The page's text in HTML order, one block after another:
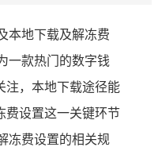
本地下载及解冻费
一款热门的数字钱
注，本地下载途径能
费设置这一关键环节
冻费设置的相关规